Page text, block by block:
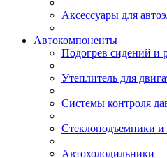
Аксессуары для
Автокомпоненты
Подогрев сидений и
Утеплитель для
Системы контроля
Стеклоподъемники и
Автохолодильники